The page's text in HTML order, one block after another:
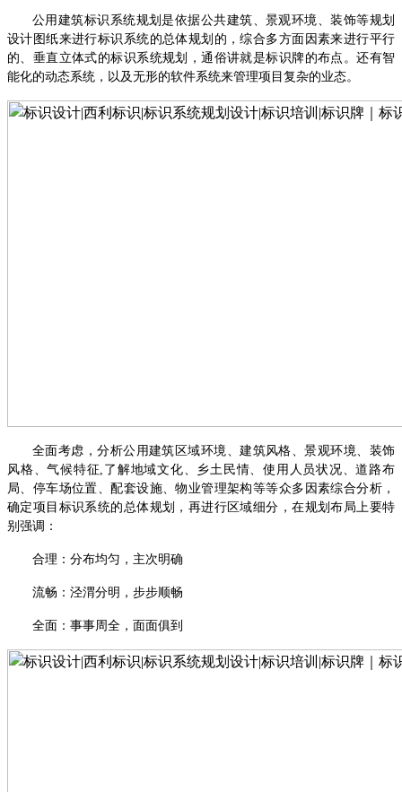
公用建筑标识系统规划是依据公共建筑、景观环境、装饰等规划
设计图纸来进行标识系统的总体规划的，综合多方面因素来进行平行
的、垂直立体式的标识系统规划，通俗讲就是标识牌的布点。还有智
能化的动态系统，以及无形的软件系统来管理项目复杂的业态。
全面考虑，分析公用建筑区域环境、建筑风格、景观环境、装饰
风格、气候特征 ,了解地域文化、乡土民情、使用人员状况、道路布
局、停车场位置、配套设施、物业管理架构等等众多因素综合分析，
确定项目标识系统的总体规划，再进行区域细分，在规划布局上要特
别强调：
合理：分布均匀，主次明确
流畅：泾渭分明，步步顺畅
全面：事事周全，面面俱到